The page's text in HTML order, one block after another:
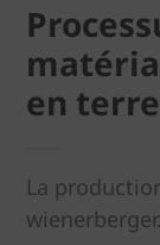
en
La
wienerberger.